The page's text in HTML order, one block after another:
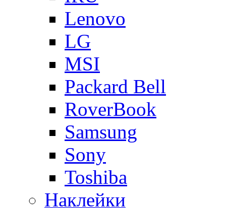
Lenovo
LG
MSI
Packard Bell
RoverBook
Samsung
Sony
Toshiba
Наклейки